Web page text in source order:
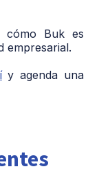
cómo Buk es
empresarial.
y agenda una